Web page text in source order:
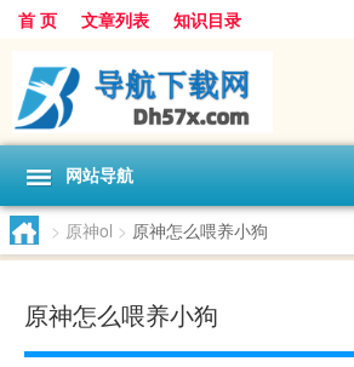
首 页 文章列表 知识目录
网站导航
> 原神ol > 原神怎么喂养小狗
原神怎么喂养小狗